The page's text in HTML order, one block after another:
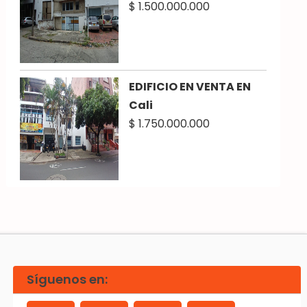
$ 1.500.000.000
EDIFICIO EN VENTA EN
Cali
$ 1.750.000.000
Síguenos en: